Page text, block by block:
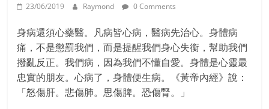
23/06/2019 Raymond 0 Comments
身病還須心藥醫。凡病皆心病，醫病先治心。身體病
痛，不是懲罰我們，而是提醒我們身心失衡，幫助我們
撥亂反正。我們病，因為我們不懂自愛。身體是心靈最
忠實的朋友。心病了，身體便生病。
《黃帝內經》說：
「怒傷肝。悲傷肺。思傷脾。恐傷腎。」